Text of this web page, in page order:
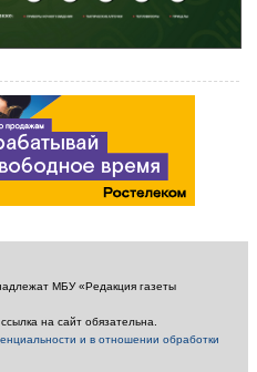
МБУ «Редакция газеты
на сайт обязательна.
и в отношении обработки